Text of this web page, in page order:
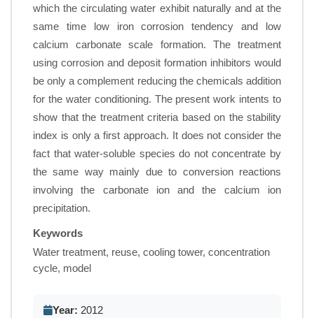
which the circulating water exhibit naturally and at the
same time low iron corrosion tendency and low
calcium carbonate scale formation. The treatment
using corrosion and deposit formation inhibitors would
be only a complement reducing the chemicals addition
for the water conditioning. The present work intents to
show that the treatment criteria based on the stability
index is only a first approach. It does not consider the
fact that water-soluble species do not concentrate by
the same way mainly due to conversion reactions
involving the carbonate ion and the calcium ion
precipitation.
Keywords
Water treatment, reuse, cooling tower, concentration
cycle, model
Year: 2012